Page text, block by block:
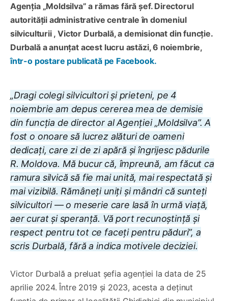
Agenția „Moldsilva” a rămas fără șef. Directorul
autorității administrative centrale în domeniul
silviculturii , Victor Durbală, a demisionat din funcție.
Durbală a anunțat acest lucru astăzi, 6 noiembrie,
într-o postare publicată pe Facebook.
„Dragi colegi silvicultori și prieteni, pe 4
noiembrie am depus cererea mea de demisie
din funcția de director al Agenției „Moldsilva”. A
fost o onoare să lucrez alături de oameni
dedicați, care zi de zi apără și îngrijesc pădurile
R. Moldova. Mă bucur că, împreună, am făcut ca
ramura silvică să fie mai unită, mai respectată și
mai vizibilă. Rămâneți uniți și mândri că sunteți
silvicultori — o meserie care lasă în urmă viață,
aer curat și speranță. Vă port recunoștință și
respect pentru tot ce faceți pentru păduri”, a
scris Durbală, fără a indica motivele deciziei.
Victor Durbală a preluat șefia agenției la data de 25
aprilie 2024. Între 2019 și 2023, acesta a deținut